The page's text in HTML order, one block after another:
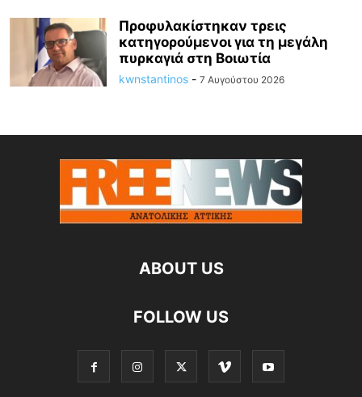
Προφυλακίστηκαν τρεις
κατηγορούμενοι για τη μεγάλη
πυρκαγιά στη Βοιωτία
kwnstantinos - 7 Αυγούστου 2026
ABOUT US
FOLLOW US